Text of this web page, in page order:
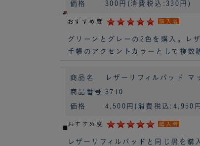
価格 300円 (消費税込:330円)
おすすめ度 購入者
グリーンとグレーの2色を購入。レ
手帳のアクセントカラーとして複数
商品名 レザーリフィルパッド
商品番号 3710
価格 4,500円 (消費税込:4,950
おすすめ度 購入者
レザーリフィルパッドと同じ黒を購